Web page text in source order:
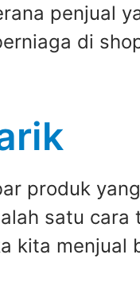
penjual
di
produk
satu cara
kita menjual